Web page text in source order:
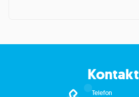
Kontakt
Telefon